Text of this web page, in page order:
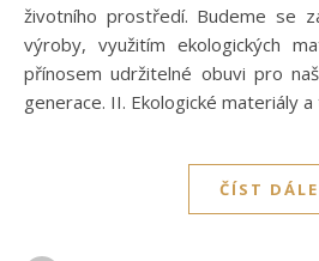
životního prostředí. Budeme se
výroby, využitím ekologických
přínosem udržitelné obuvi pro
generace. II. Ekologické materiály
ČÍST DÁLE